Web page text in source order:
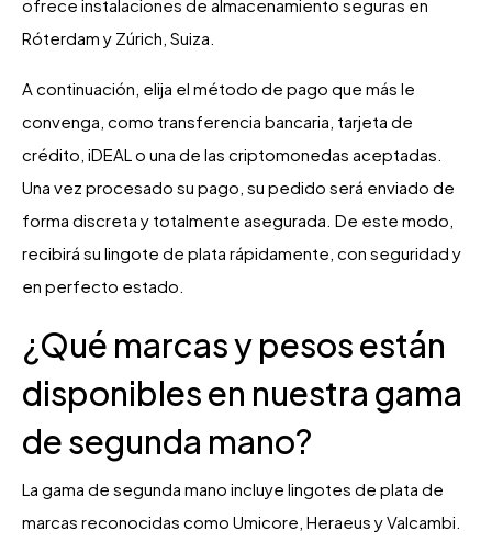
ofrece instalaciones de almacenamiento seguras en
Róterdam y Zúrich, Suiza.
A continuación, elija el método de pago que más le
convenga, como transferencia bancaria, tarjeta de
crédito, iDEAL o una de las criptomonedas aceptadas.
Una vez procesado su pago, su pedido será enviado de
forma discreta y totalmente asegurada. De este modo,
recibirá su lingote de plata rápidamente, con seguridad y
en perfecto estado.
¿Qué marcas y pesos están
disponibles en nuestra gama
de segunda mano?
La gama de segunda mano incluye lingotes de plata de
marcas reconocidas como Umicore, Heraeus y Valcambi.